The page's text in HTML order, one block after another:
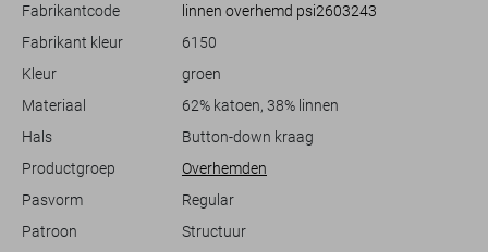
overhemd veelzijdig te combineren met zowel jeans als nette broeken.
Het discrete logo op de borst voegt een subtiele merktoets toe zonder
werkafspraak hebt, dit overhemd ondersteunt je stijl moeiteloos. De
gedempte groene tint is niet alleen modern, maar past ook
toe aan je garderobe voor een combinatie van comfort, stijl en
functionaliteit.
Fabrikantcode
linnen overhemd psi2603243
Fabrikant kleur
6150
Kleur
groen
Materiaal
62% katoen, 38% linnen
Hals
Button-down kraag
Productgroep
Overhemden
Pasvorm
Regular
Patroon
Structuur